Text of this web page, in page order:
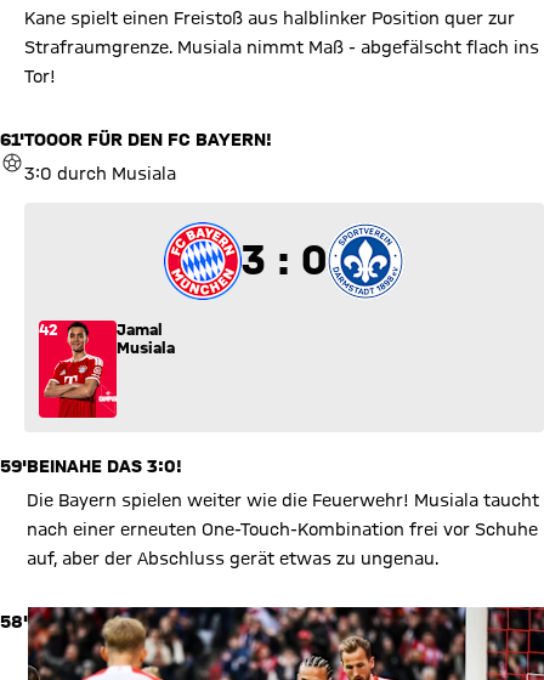
Kane spielt einen Freistoß aus halblinker Position quer zur
Strafraumgrenze. Musiala nimmt Maß - abgefälscht flach ins
Tor!
61'
TOR
TOOOR FÜR DEN FC BAYERN!
3:0 durch Musiala
3 zu 0
3 : 0
42
Jamal
Musiala
59'BEINAHE DAS 3:0!
Die Bayern spielen weiter wie die Feuerwehr! Musiala taucht
nach einer erneuten One-Touch-Kombination frei vor Schuhe
auf, aber der Abschluss gerät etwas zu ungenau.
58'